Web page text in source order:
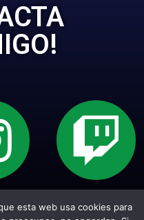
Todos los
esta web usa cookies para